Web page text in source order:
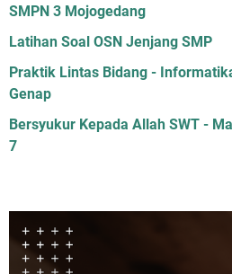
SMPN 3 Mojogedang
Latihan Soal OSN Jenjang SMP
Praktik Lintas Bidang -
Genap
Bersyukur Kepada Allah SWT -
7